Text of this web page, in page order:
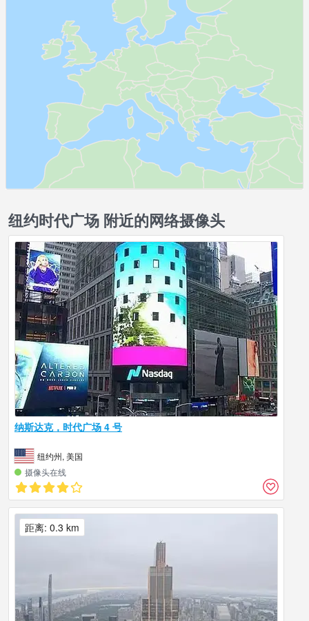
纽约时代广场 附近的网络摄像头
纳斯达克，时代广场 4 号
纽约州, 美国
摄像头在线
距离: 0.3 km